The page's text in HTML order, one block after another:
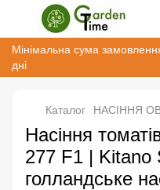
Мінімальна сума
дні
Каталог НАСІННЯ
Насіння
277 F1 | Kitano
голландське